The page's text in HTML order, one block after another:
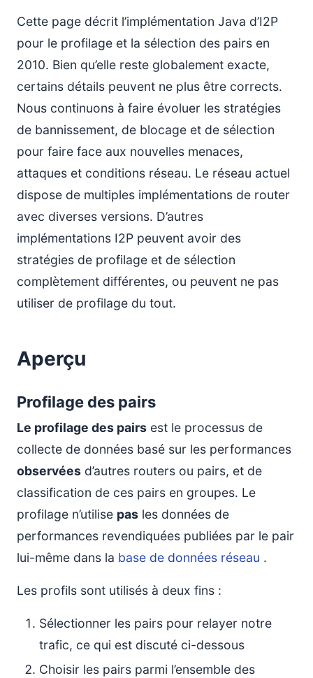
Cette page décrit l’implémentation Java d’I2P
pour le profilage et la sélection des pairs en
2010. Bien qu’elle reste globalement exacte,
certains détails peuvent ne plus être corrects.
Nous continuons à faire évoluer les stratégies
de bannissement, de blocage et de sélection
pour faire face aux nouvelles menaces,
attaques et conditions réseau. Le réseau actuel
dispose de multiples implémentations de router
avec diverses versions. D’autres
implémentations I2P peuvent avoir des
stratégies de profilage et de sélection
complètement différentes, ou peuvent ne pas
utiliser de profilage du tout.
Aperçu
Profilage des pairs
Le profilage des pairs est le processus de
collecte de données basé sur les performances
observées d’autres routers ou pairs, et de
classification de ces pairs en groupes. Le
profilage n’utilise pas les données de
performances revendiquées publiées par le pair
lui-même dans la base de données réseau .
Les profils sont utilisés à deux fins :
Sélectionner les pairs pour relayer notre
trafic, ce qui est discuté ci-dessous
Choisir les pairs parmi l’ensemble des